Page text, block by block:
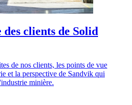
clients de Solid
de nos clients, les points de vue
et la perspective de Sandvik qui
minière.